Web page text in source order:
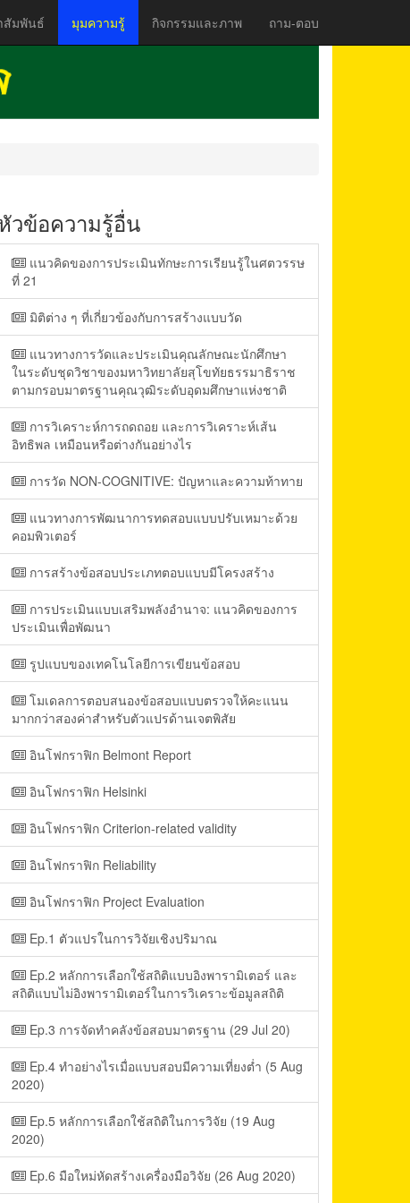
สัมพันธ์ มุมความรู้ กิจกรรมและภาพ ถาม-ตอบ
วข้อความรู้อื่น
แนวคิดของการประเมินทักษะการเรียนรู้ในศตวรรษ
ที่ 21
มิติต่าง ๆ ที่เกี่ยวข้องกับการสร้างแบบวัด
แนวทางการวัดและประเมินคุณลักษณะนักศึกษา
ในระดับชุดวิชาของมหาวิทยาลัยสุโขทัยธรรมาธิราช
ตามกรอบมาตรฐานคุณวุฒิระดับอุดมศึกษาแห่งชาติ
การวิเคราะห์การถดถอย และการวิเคราะห์เส้น
อิทธิพล เหมือนหรือต่างกันอย่างไร
การวัด NON-COGNITIVE: ปัญหาและความท้าทาย
แนวทางการพัฒนาการทดสอบแบบปรับเหมาะด้วย
คอมพิวเตอร์
การสร้างข้อสอบประเภทตอบแบบมีโครงสร้าง
การประเมินแบบเสริมพลังอำนาจ: แนวคิดของการ
ประเมินเพื่อพัฒนา
รูปแบบของเทคโนโลยีการเขียนข้อสอบ
โมเดลการตอบสนองข้อสอบแบบตรวจให้คะแนน
มากกว่าสองค่าสำหรับตัวแปรด้านเจตพิสัย
อินโฟกราฟิก Belmont Report
อินโฟกราฟิก Helsinki
อินโฟกราฟิก Criterion-related validity
อินโฟกราฟิก Reliability
อินโฟกราฟิก Project Evaluation
Ep.1 ตัวแปรในการวิจัยเชิงปริมาณ
Ep.2 หลักการเลือกใช้สถิติแบบอิงพารามิเตอร์ และ
สถิติแบบไม่อิงพารามิเตอร์ในการวิเคราะข้อมูลสถิติ
Ep.3 การจัดทำคลังข้อสอบมาตรฐาน (29 Jul 20)
Ep.4 ทำอย่างไรเมื่อแบบสอบมีความเที่ยงต่ำ (5 Aug
2020)
Ep.5 หลักการเลือกใช้สถิติในการวิจัย (19 Aug
2020)
Ep.6 มือใหม่หัดสร้างเครื่องมือวิจัย (26 Aug 2020)